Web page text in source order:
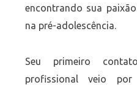
encontrando sua
na pré-adolescência.
Seu primeiro
profissional veio